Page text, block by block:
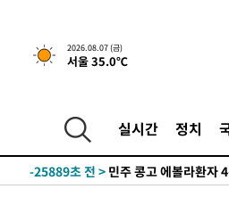
2026.08.07 (금)
서울 35.0℃
실시간 정치
-8225초 전 >[속보] 뉴욕증시, 일제
25.3%↑
-29423초 전 >
[속보]'채상병 순직 책
-29289초 전 >
-25889초 전 > 민주 콩고 에볼라환자